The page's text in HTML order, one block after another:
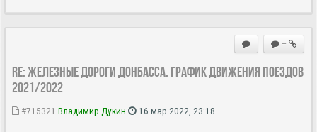
+
Re: Железные дороги Донбасса. График движения поездов
2021/2022
#715321 Владимир Дукин 16 мар 2022, 23:18